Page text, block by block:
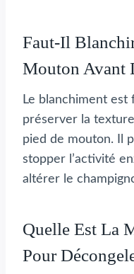
Faut-Il
Mouton Avant
Le blanchiment
préserver la
pied de mouton. Il
stopper l’activité
altérer le
Quelle Est La
Pour